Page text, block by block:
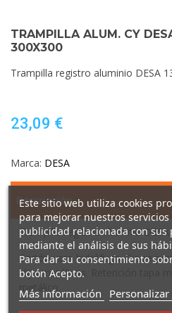
TRAMPILLA ALUM. CY
300X300
Trampilla registro aluminio DESA
23,09 €
Marca: DESA
Descripción
Trampilla registro aluminio
Cartón yero hidrófugo. Cierre
clips metálicos. Retención tapa
metálico.
Este sitio web utiliza cookies
para mejorar nuestros
publicidad relacionada con sus
mediante el análisis de sus
Para dar su consentimiento
botón Acepto.
Más información
sobre